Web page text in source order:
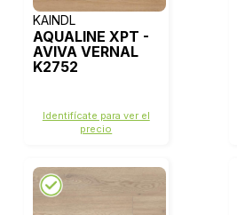
KAINDL
AQUALINE XPT -
AVIVA VERNAL
K2752
Identifícate para ver el
precio